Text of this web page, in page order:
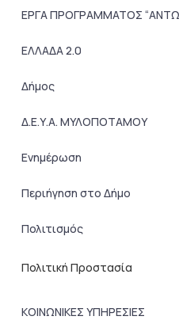
ΕΡΓΑ ΠΡΟΓΡΑΜΜΑΤΟΣ
ΕΛΛΑΔΑ 2.0
Δήμος
Δ.Ε.Υ.Α. ΜΥΛΟΠΟΤΑΜΟΥ
Ενημέρωση
Περιήγηση στο Δήμο
Πολιτισμός
Πολιτική Προστασία
ΚΟΙΝΩΝΙΚΕΣ ΥΠΗΡΕΣΙΕΣ